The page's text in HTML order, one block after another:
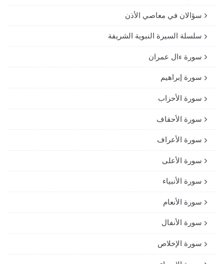
سؤالان في معاصي الأذن
سلسلة السيرة النبوية الشريفة
سورة ءال عمران
سورة إبراهيم
سورة الأحزاب
سورة الأحقاف
سورة الأعراف
سورة الأعلى
سورة الأنبياء
سورة الأنعام
سورة الأنفال
سورة الإخلاص